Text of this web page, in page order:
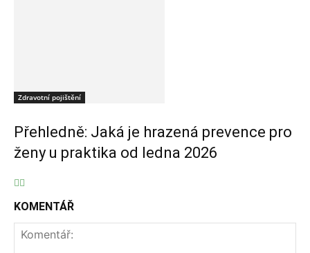
Zdravotní pojištění
Přehledně: Jaká je hrazená prevence pro
ženy u praktika od ledna 2026
KOMENTÁŘ